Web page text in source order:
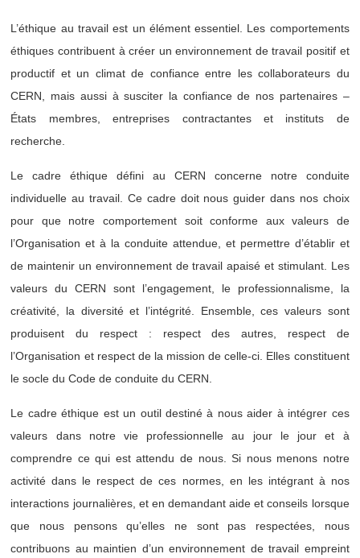
st
Ethi
cs
st
Ethi
cs
L’éthique au travail est un élément essentiel. Les comportements
éthiques contribuent à créer un environnement de travail positif et
productif et un climat de confiance entre les collaborateurs du
CERN, mais aussi à susciter la confiance de nos partenaires –
États membres, entreprises contractantes et instituts de
recherche.
Le cadre éthique défini au CERN concerne notre conduite
individuelle au travail. Ce cadre doit nous guider dans nos choix
pour que notre comportement soit conforme aux valeurs de
l’Organisation et à la conduite attendue, et permettre d’établir et
de maintenir un environnement de travail apaisé et stimulant. Les
valeurs du CERN sont l’engagement, le professionnalisme, la
créativité, la diversité et l’intégrité. Ensemble, ces valeurs sont
produisent du respect : respect des autres, respect de
l’Organisation et respect de la mission de celle-ci. Elles constituent
le socle du Code de conduite du CERN.
Le cadre éthique est un outil destiné à nous aider à intégrer ces
valeurs dans notre vie professionnelle au jour le jour et à
comprendre ce qui est attendu de nous. Si nous menons notre
activité dans le respect de ces normes, en les intégrant à nos
interactions journalières, et en demandant aide et conseils lorsque
que nous pensons qu’elles ne sont pas respectées, nous
contribuons au maintien d’un environnement de travail empreint